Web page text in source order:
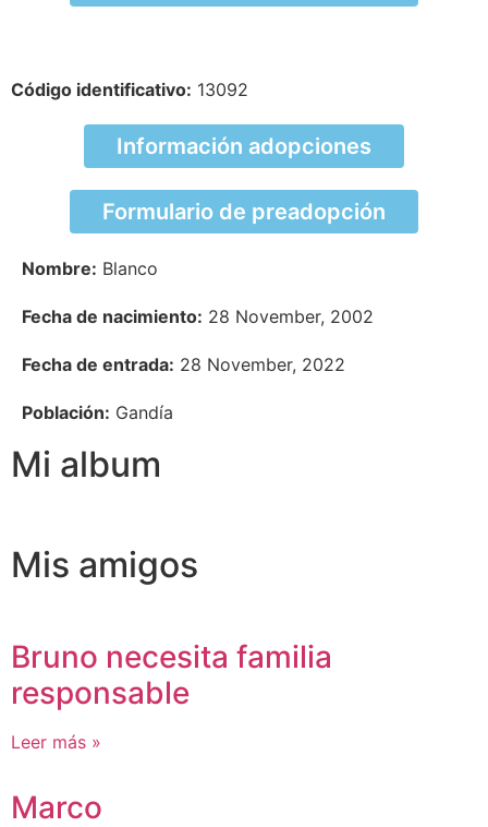
Código identificativo: 13092
Información adopciones
Formulario de preadopción
Nombre: Blanco
Fecha de nacimiento: 28 November, 2002
Fecha de entrada: 28 November, 2022
Población: Gandía
Mi album
Mis amigos
Bruno necesita familia
responsable
Leer más »
Marco